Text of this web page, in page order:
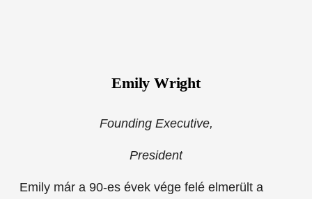
Emily Wright
Founding Executive,
President
Emily már a 90-es évek vége felé elmerült a